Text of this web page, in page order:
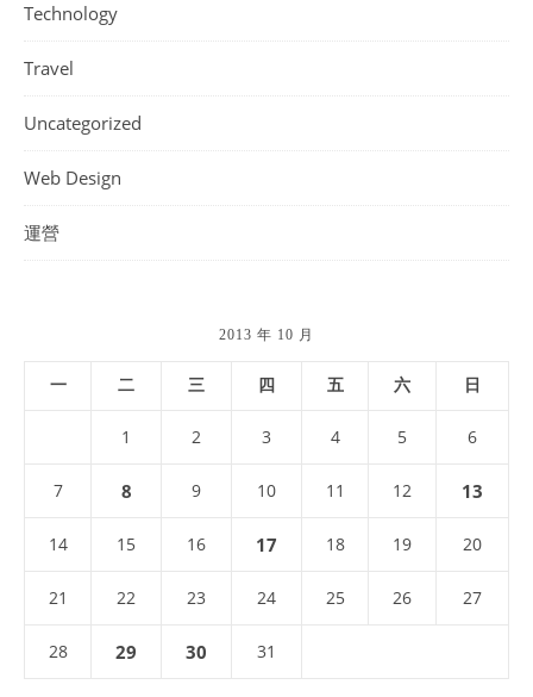
Technology
Travel
Uncategorized
Web Design
運營
2013 年 10 月
一 二 三 四 五 六 日
1 2 3 4 5 6
7 8 9 10 11 12 13
14 15 16 17 18 19 20
21 22 23 24 25 26 27
28 29 30 31